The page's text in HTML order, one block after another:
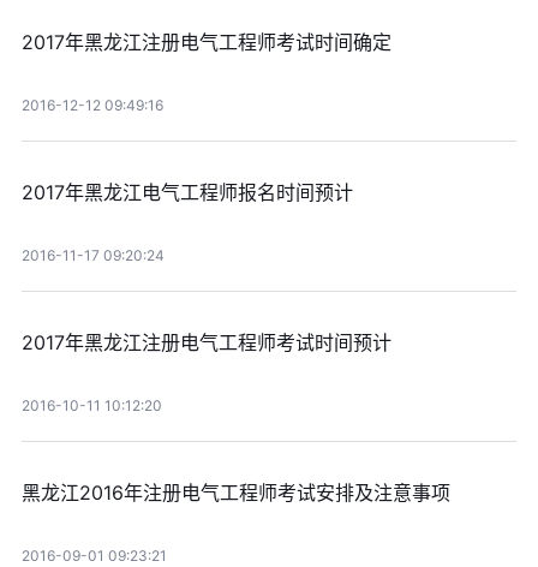
2017年黑龙江注册电气工程师考试时间确定
2016-12-12 09:49:16
2017年黑龙江电气工程师报名时间预计
2016-11-17 09:20:24
2017年黑龙江注册电气工程师考试时间预计
2016-10-11 10:12:20
黑龙江2016年注册电气工程师考试安排及注意事项
2016-09-01 09:23:21